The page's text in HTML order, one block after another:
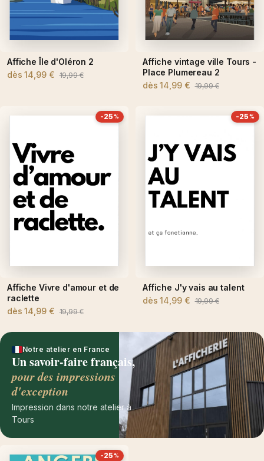
Affiche Île d'Oléron 2
dès14,99 € 19,99 €
Affiche vintage ville Tours -
Place Plumereau 2
dès14,99 € 19,99 €
-25 %
Affiche Vivre d'amour et de
raclette
dès14,99 € 19,99 €
-25 %
Affiche J'y vais au talent
dès14,99 € 19,99 €
Notre atelier en France
Un savoir-faire français,
pour des impressions
d'exception
Impression dans notre atelier à
Tours
-25 %